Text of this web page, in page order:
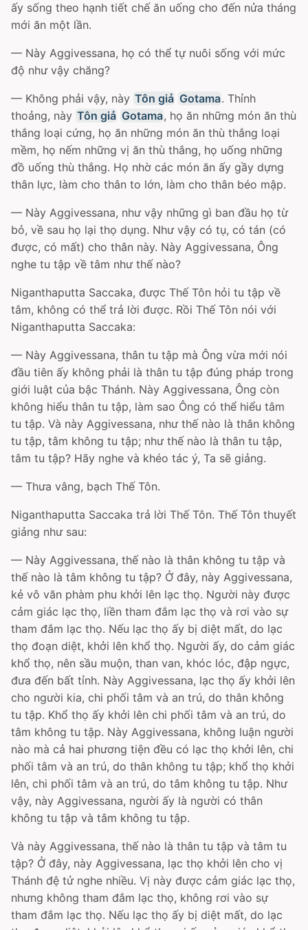
ấy sống theo hạnh tiết chế ăn uống cho đến nửa tháng
mới ăn một lần.
— Này Aggivessana, họ có thể tự nuôi sống với mức
độ như vậy chăng?
— Không phải vậy, này Tôn giả Gotama. Thỉnh
thoảng, này Tôn giả Gotama, họ ăn những món ăn thù
thắng loại cứng, họ ăn những món ăn thù thắng loại
mềm, họ nếm những vị ăn thù thắng, họ uống những
đồ uống thù thắng. Họ nhờ các món ăn ấy gầy dựng
thân lực, làm cho thân to lớn, làm cho thân béo mập.
— Này Aggivessana, như vậy những gì ban đầu họ từ
bỏ, về sau họ lại thọ dụng. Như vậy có tụ, có tán (có
được, có mất) cho thân này. Này Aggivessana, Ông
nghe tu tập về tâm như thế nào?
Niganthaputta Saccaka, được Thế Tôn hỏi tu tập về
tâm, không có thể trả lời được. Rồi Thế Tôn nói với
Niganthaputta Saccaka:
— Này Aggivessana, thân tu tập mà Ông vừa mới nói
đầu tiên ấy không phải là thân tu tập đúng pháp trong
giới luật của bậc Thánh. Này Aggivessana, Ông còn
không hiểu thân tu tập, làm sao Ông có thể hiểu tâm
tu tập. Và này Aggivessana, như thế nào là thân không
tu tập, tâm không tu tập; như thế nào là thân tu tập,
tâm tu tập? Hãy nghe và khéo tác ý, Ta sẽ giảng.
— Thưa vâng, bạch Thế Tôn.
Niganthaputta Saccaka trả lời Thế Tôn. Thế Tôn thuyết
giảng như sau:
— Này Aggivessana, thế nào là thân không tu tập và
thế nào là tâm không tu tập? Ở đây, này Aggivessana,
kẻ vô văn phàm phu khởi lên lạc thọ. Người này được
cảm giác lạc thọ, liền tham đắm lạc thọ và rơi vào sự
tham đắm lạc thọ. Nếu lạc thọ ấy bị diệt mất, do lạc
thọ đoạn diệt, khởi lên khổ thọ. Người ấy, do cảm giác
khổ thọ, nên sầu muộn, than van, khóc lóc, đập ngực,
đưa đến bất tỉnh. Này Aggivessana, lạc thọ ấy khởi lên
cho người kia, chi phối tâm và an trú, do thân không
tu tập. Khổ thọ ấy khởi lên chi phối tâm và an trú, do
tâm không tu tập. Này Aggivessana, không luận người
nào mà cả hai phương tiện đều có lạc thọ khởi lên, chi
phối tâm và an trú, do thân không tu tập; khổ thọ khởi
lên, chi phối tâm và an trú, do tâm không tu tập. Như
vậy, này Aggivessana, người ấy là người có thân
không tu tập và tâm không tu tập.
Và này Aggivessana, thế nào là thân tu tập và tâm tu
tập? Ở đây, này Aggivessana, lạc thọ khởi lên cho vị
Thánh đệ tử nghe nhiều. Vị này được cảm giác lạc thọ,
nhưng không tham đắm lạc thọ, không rơi vào sự
tham đắm lạc thọ. Nếu lạc thọ ấy bị diệt mất, do lạc